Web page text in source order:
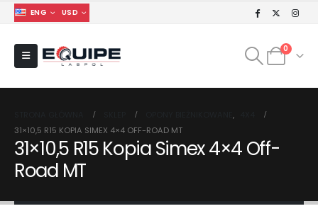
ENG USD
0
,
31×10,5 R15 KOPIA SIMEX 4×4 OFF-ROAD MT
31×10,5 R15 Kopia Simex 4×4 Off-
Road MT